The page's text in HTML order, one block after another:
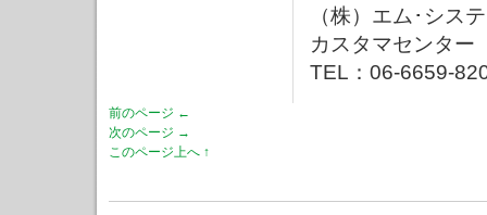
（株）エム･シス
カスタマセンタ
TEL：06-6659-
前のページ ←
次のページ →
このページ上へ ↑